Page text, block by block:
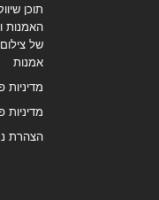
תוכן
האמנות
של צילום
אמנות
מדיניות
מדיניות
הצהרת